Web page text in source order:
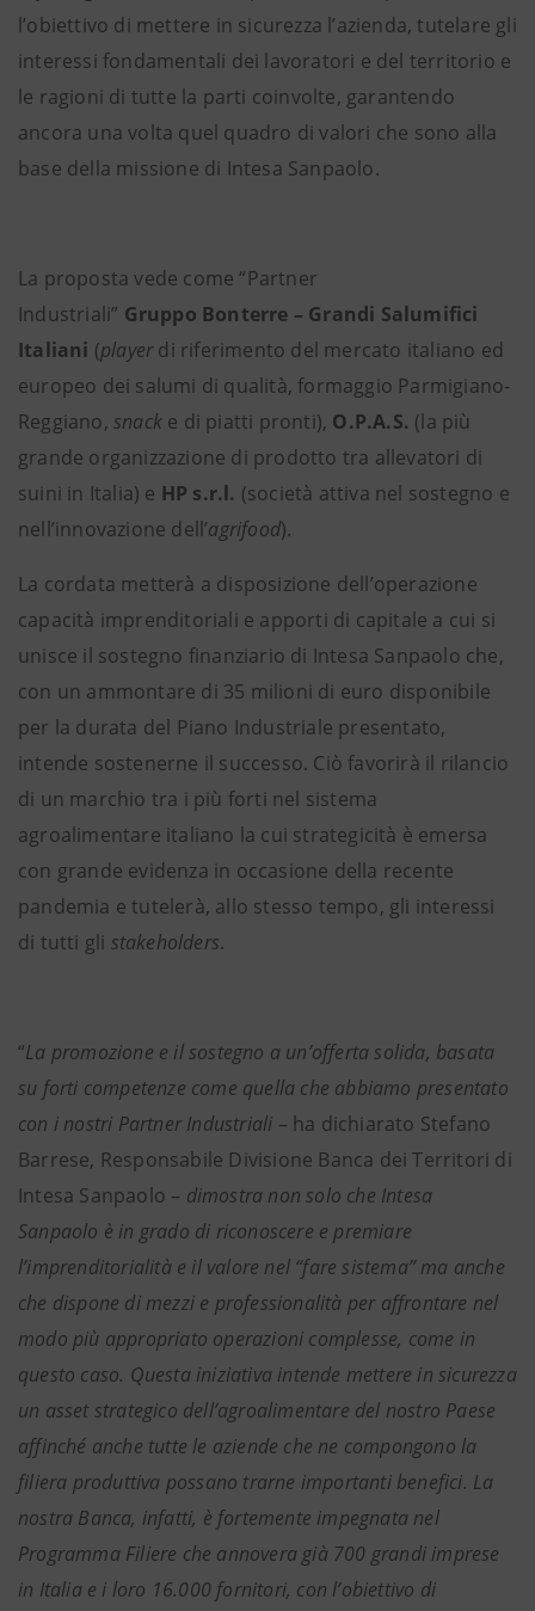
l’obiettivo di mettere in sicurezza l’azienda, tutelare gli
interessi fondamentali dei lavoratori e del territorio e
le ragioni di tutte la parti coinvolte, garantendo
ancora una volta quel quadro di valori che sono alla
base della missione di Intesa Sanpaolo.
La proposta vede come “Partner
Industriali” Gruppo Bonterre – Grandi Salumifici
Italiani (playerdi riferimento del mercato italiano ed
europeo dei salumi di qualità, formaggio Parmigiano-
Reggiano, snack e di piatti pronti), O.P.A.S. (la più
grande organizzazione di prodotto tra allevatori di
suini in Italia) e HP s.r.l. (società attiva nel sostegno e
nell’innovazione dell’agrifood).
La cordata metterà a disposizione dell’operazione
capacità imprenditoriali e apporti di capitale a cui si
unisce il sostegno finanziario di Intesa Sanpaolo che,
con un ammontare di 35 milioni di euro disponibile
per la durata del Piano Industriale presentato,
intende sostenerne il successo. Ciò favorirà il rilancio
di un marchio tra i più forti nel sistema
agroalimentare italiano la cui strategicità è emersa
con grande evidenza in occasione della recente
pandemia e tutelerà, allo stesso tempo, gli interessi
di tutti gli stakeholders.
“La promozione e il sostegno a un’offerta solida, basata
su forti competenze come quella che abbiamo presentato
con i nostri Partner Industriali – ha dichiarato Stefano
Barrese, Responsabile Divisione Banca dei Territori di
Intesa Sanpaolo – dimostra non solo che Intesa
Sanpaolo è in grado di riconoscere e premiare
l’imprenditorialità e il valore nel “fare sistema” ma anche
che dispone di mezzi e professionalità per affrontare nel
modo più appropriato operazioni complesse, come in
questo caso. Questa iniziativa intende mettere in sicurezza
un asset strategico dell’agroalimentare del nostro Paese
affinché anche tutte le aziende che ne compongono la
filiera produttiva possano trarne importanti benefici. La
nostra Banca, infatti, è fortemente impegnata nel
Programma Filiere che annovera già 700 grandi imprese
in Italia e i loro 16.000 fornitori, con l’obiettivo di